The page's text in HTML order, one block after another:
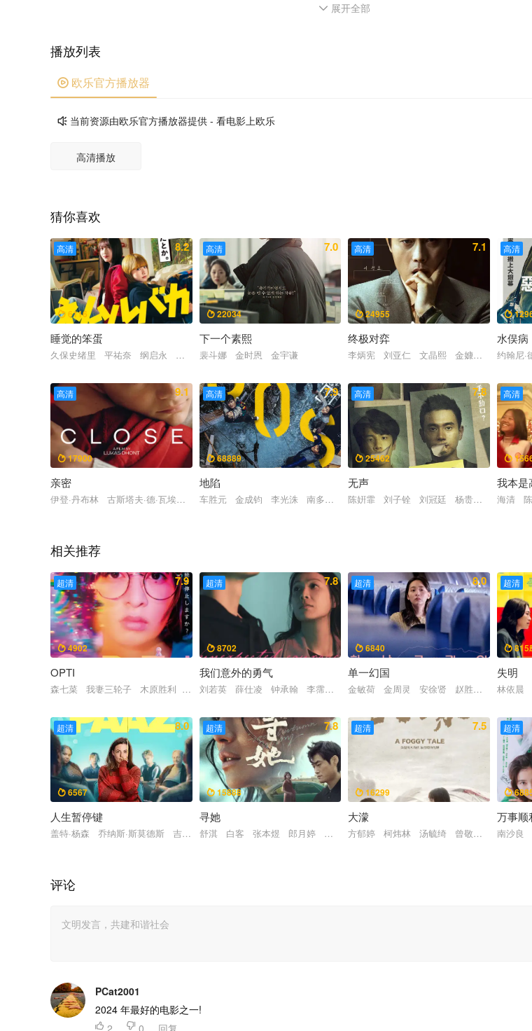
机响个不停。司机劝告女子应该认清网恋对象的真面目，珍视自己。女子惊讶司机能够看透自己所处的境况，随
是两人在短短的旅程中的谈话都治愈了彼此的内心。该片将探讨人类联系的复杂性，并将证明与一个完全陌生
个人的生活。
 展开全部
播放列表
 欧乐官方播放器
 当前资源由欧乐官方播放器提供 - 看电影上欧乐
高清播放
猜你喜欢
高清 8.2
 6116
睡觉的笨蛋
久保史绪里 平祐奈 纲启永 樋口幸平
高清 7.0
22034
下一个素熙
裴斗娜 金时恩 金宇谦
高清 7.1
24955
终极对弈
李炳宪 刘亚仁 文晶熙 金嫝勋 玄奉植
高清

水俣病
约翰尼
高清 9.1
17900
亲密
伊登·丹布林 古斯塔夫·德·瓦埃勒 艾米莉·德奎恩 蕾雅·德吕盖 凯文·让森斯
高清 7.9
68889
地陷
车胜元 金成钧 李光洙 南多凛 高昌锡
高清 7.8
25462
无声
陈姸霏 刘子铨 刘冠廷 杨贵媚 太保
高清

我本是
海清
相关推荐
超清 7.9
4902
OPTI
森七菜 我妻三轮子 木原胜利 滨尾咲绮
超清 7.8
8702
我们意外的勇气
刘若英 薛仕凌 钟承翰 李霈瑜 吴念轩
超清 8.0
6840
单一幻国
金敏荷 金周灵 安徐贤 赵胜渊 金琴顺
超清

失明
林依晨
超清 8.0
 6567
人生暂停键
盖特·杨森 乔纳斯·斯莫德斯 吉斯·布洛姆 阿丽亚娜·施洛特 彼得·勃洛克
超清 7.8
15888
寻她
舒淇 白客 张本煜 郎月婷 邱天 茂涛 恬妞 袁祥仁 邵伟桐 吴佳尼 李相
超清 7.5
 16299
大濛
方郁婷 柯炜林 汤毓绮 曾敬骅 陈以文
超清

万事顺
南沙良
评论
PCat2001
2024 年最好的电影之一!
 2  0 回复